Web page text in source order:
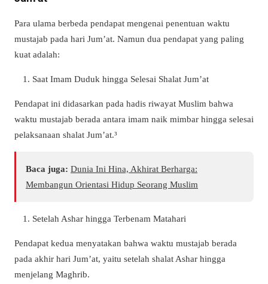
Para ulama berbeda pendapat mengenai penentuan waktu
mustajab pada hari Jum’at. Namun dua pendapat yang paling
kuat adalah:
Saat Imam Duduk hingga Selesai Shalat Jum’at
Pendapat ini didasarkan pada hadis riwayat Muslim bahwa
waktu mustajab berada antara imam naik mimbar hingga selesai
pelaksanaan shalat Jum’at.³
Baca juga: Dunia Ini Hina, Akhirat Berharga:
Membangun Orientasi Hidup Seorang Muslim
Setelah Ashar hingga Terbenam Matahari
Pendapat kedua menyatakan bahwa waktu mustajab berada
pada akhir hari Jum’at, yaitu setelah shalat Ashar hingga
menjelang Maghrib.